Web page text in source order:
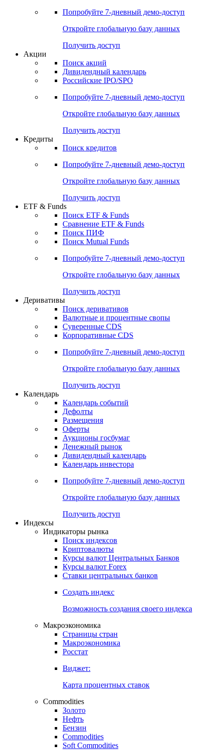
Попробуйте 7-дневный демо-доступ
Откройте глобальную базу данных
Получить доступ
Акции
Поиск акций
Дивидендный календарь
Российские IPO/SPO
Попробуйте 7-дневный демо-доступ
Откройте глобальную базу данных
Получить доступ
Кредиты
Поиск кредитов
Попробуйте 7-дневный демо-доступ
Откройте глобальную базу данных
Получить доступ
ETF & Funds
Поиск ETF & Funds
Сравнение ETF & Funds
Поиск ПИФ
Поиск Mutual Funds
Попробуйте 7-дневный демо-доступ
Откройте глобальную базу данных
Получить доступ
Деривативы
Поиск деривативов
Валютные и процентные свопы
Суверенные CDS
Корпоративные CDS
Попробуйте 7-дневный демо-доступ
Откройте глобальную базу данных
Получить доступ
Календарь
Календарь событий
Дефолты
Размещения
Оферты
Аукционы госбумаг
Денежный рынок
Дивидендный календарь
Календарь инвестора
Попробуйте 7-дневный демо-доступ
Откройте глобальную базу данных
Получить доступ
Индексы
Индикаторы рынка
Поиск индексов
Криптовалюты
Курсы валют Центральных Банков
Курсы валют Forex
Ставки центральных банков
Создать индекс
Возможность создания своего индекса
Макроэкономика
Страницы стран
Макроэкономика
Росстат
Виджет:
Карта процентных ставок
Commodities
Золото
Нефть
Бензин
Commodities
Soft Commodities